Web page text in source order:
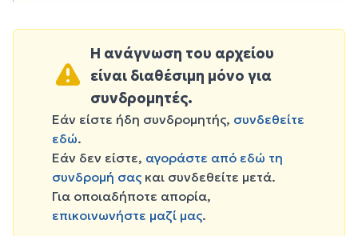
Η ανάγνωση του αρχείου
είναι διαθέσιμη μόνο για
συνδρομητές.
Εάν είστε ήδη συνδρομητής, συνδεθείτε
εδώ.
Εάν δεν είστε, αγοράστε από εδώ τη
συνδρομή σας και συνδεθείτε μετά.
Για οποιαδήποτε απορία,
επικοινωνήστε μαζί μας.